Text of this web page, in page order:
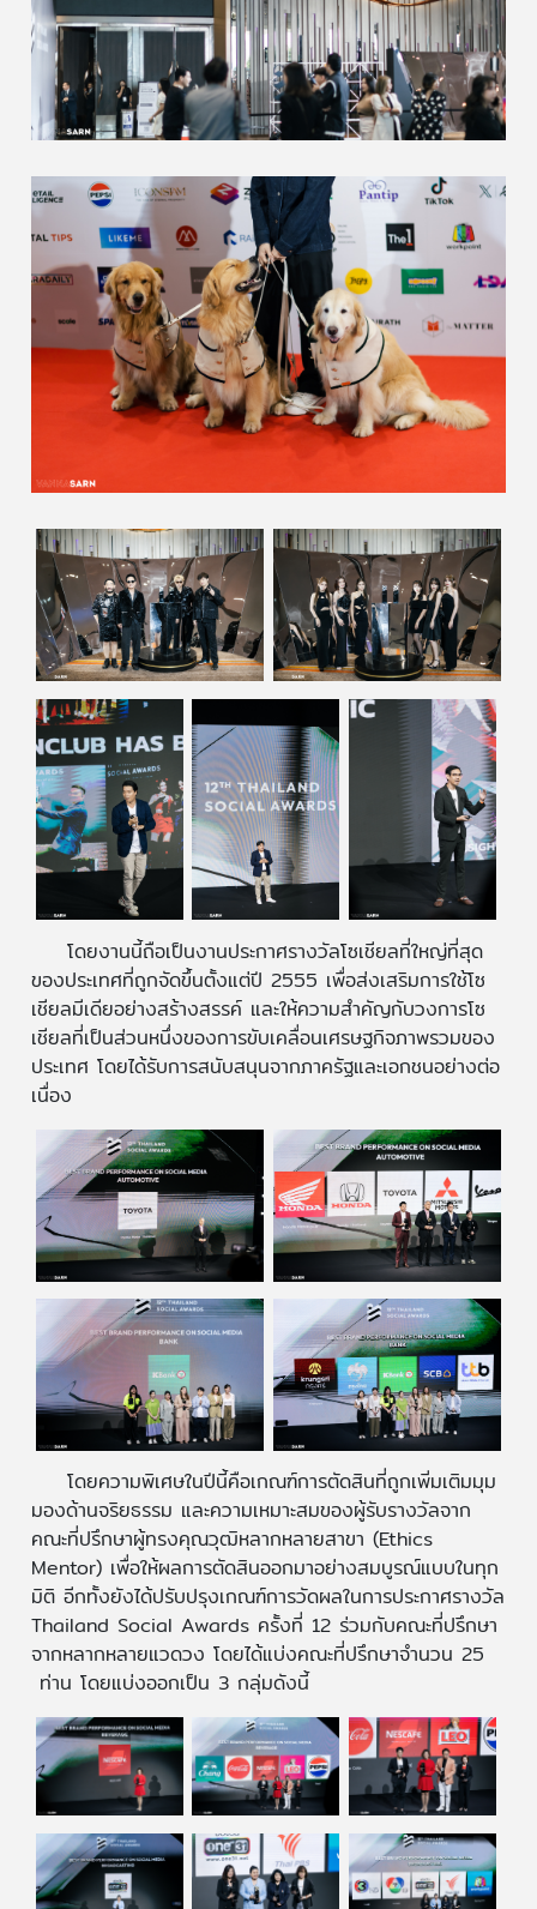
โดยงานนี้ถือเป็นงานประกาศรางวัลโซเชียลที่ใหญ่ที่สุด
ของประเทศที่ถูกจัดขึ้นตั้งแต่ปี 2555 เพื่อส่งเสริมการใช้โซ
เชียลมีเดียอย่างสร้างสรรค์ และให้ความสำคัญกับวงการโซ
เชียลที่เป็นส่วนหนึ่งของการขับเคลื่อนเศรษฐกิจภาพรวมของ
ประเทศ โดยได้รับการสนับสนุนจากภาครัฐและเอกชนอย่างต่อ
เนื่อง
โดยความพิเศษในปีนี้คือเกณฑ์การตัดสินที่ถูกเพิ่มเติมมุม
มองด้านจริยธรรม และความเหมาะสมของผู้รับรางวัลจาก
คณะที่ปรึกษาผู้ทรงคุณวุฒิหลากหลายสาขา (Ethics
Mentor) เพื่อให้ผลการตัดสินออกมาอย่างสมบูรณ์แบบในทุก
มิติ อีกทั้งยังได้ปรับปรุงเกณฑ์การวัดผลในการประกาศรางวัล
Thailand Social Awards ครั้งที่ 12 ร่วมกับคณะที่ปรึกษา
จากหลากหลายแวดวง โดยได้แบ่งคณะที่ปรึกษาจำนวน 25
ท่าน โดยแบ่งออกเป็น 3 กลุ่มดังนี้